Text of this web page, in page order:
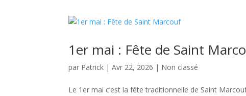
1er mai : Fête de Saint
par Patrick |Avr 22, 2026 | Non classé
Le 1er mai c’est la fête traditionnelle de Saint